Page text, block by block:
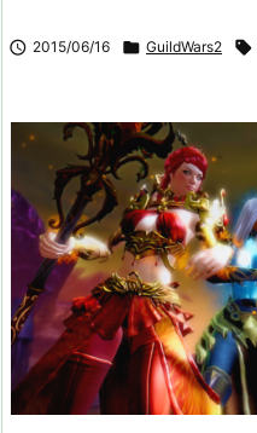
 2015/06/16  GuildWars2 